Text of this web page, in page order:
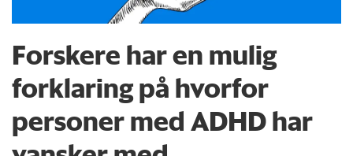
Forskere har en mulig
forklaring på hvorfor
personer med ADHD har